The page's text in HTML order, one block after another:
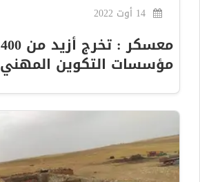
مؤسسات التكوين المهني